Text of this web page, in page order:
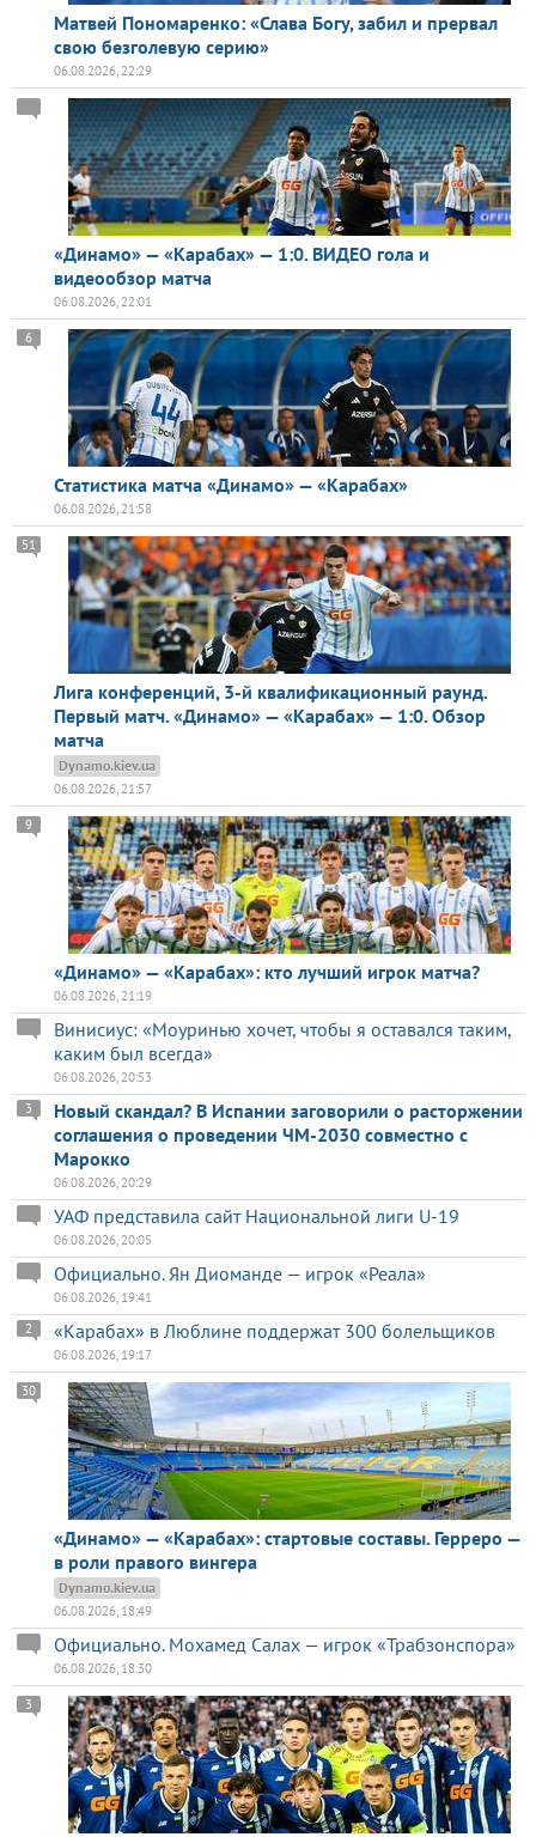
Матвей Пономаренко: «Слава Богу, забил и прервал
свою безголевую серию»
06.08.2026, 22:29
«Динамо» — «Карабах» — 1:0. ВИДЕО гола и
видеообзор матча
06.08.2026, 22:01
Статистика матча «Динамо» — «Карабах»
6
06.08.2026, 21:58
Лига конференций, 3-й квалификационный раунд.
Первый матч. «Динамо» — «Карабах» — 1:0. Обзор
матча
51
Dynamo.kiev.ua
06.08.2026, 21:57
«Динамо» — «Карабах»: кто лучший игрок матча?
9
06.08.2026, 21:19
Винисиус: «Моуринью хочет, чтобы я оставался таким,
каким был всегда»
06.08.2026, 20:53
Новый скандал? В Испании заговорили о расторжении
соглашения о проведении ЧМ-2030 совместно с
Марокко
3
06.08.2026, 20:29
УАФ представила сайт Национальной лиги U-19
06.08.2026, 20:05
Официально. Ян Диоманде — игрок «Реала»
06.08.2026, 19:41
«Карабах» в Люблине поддержат 300 болельщиков
2
06.08.2026, 19:17
«Динамо» — «Карабах»: стартовые составы. Герреро —
в роли правого вингера
30
Dynamo.kiev.ua
06.08.2026, 18:49
Официально. Мохамед Салах — игрок «Трабзонспора»
06.08.2026, 18:30
3